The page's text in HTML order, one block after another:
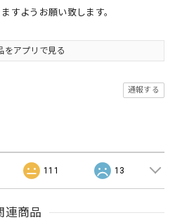
すようお願い致します。
をアプリで見る
通報する
111 13
連商品